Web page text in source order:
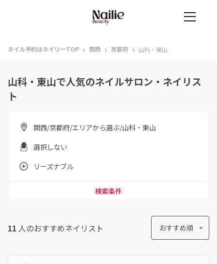
ネイル予約はネイリーTOP › 関西 › 京都府 › 山科・東山
山科・東山で人気のネイルサロン・ネイリス
ト
関西/京都府/エリアから選ぶ/山科・東山
選択しない
リーズナブル
検索条件
11 人のおすすめネイリスト おすすめ順